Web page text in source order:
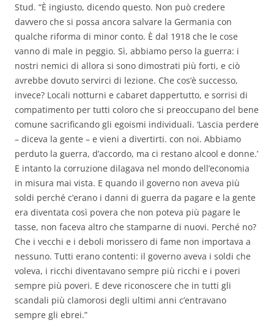
Stud. “È ingiusto, dicendo questo. Non può credere
davvero che si possa ancora salvare la Germania con
qualche riforma di minor conto. È dal 1918 che le cose
vanno di male in peggio. Sì, abbiamo perso la guerra: i
nostri nemici di allora si sono dimostrati più forti, e ciò
avrebbe dovuto servirci di lezione. Che cos’è successo,
invece? Locali notturni e cabaret dappertutto, e sorrisi di
compatimento per tutti coloro che si preoccupano del bene
comune sacrificando gli egoismi individuali. ‘Lascia perdere
– diceva la gente – e vieni a divertirti. con noi. Abbiamo
perduto la guerra, d’accordo, ma ci restano alcool e donne.’
E intanto la corruzione dilagava nel mondo dell’economia
in misura mai vista. E quando il governo non aveva più
soldi perché c’erano i danni di guerra da pagare e la gente
era diventata così povera che non poteva più pagare le
tasse, non faceva altro che stamparne di nuovi. Perché no?
Che i vecchi e i deboli morissero di fame non importava a
nessuno. Tutti erano contenti: il governo aveva i soldi che
voleva, i ricchi diventavano sempre più ricchi e i poveri
sempre più poveri. E deve riconoscere che in tutti gli
scandali più clamorosi degli ultimi anni c’entravano
sempre gli ebrei.”